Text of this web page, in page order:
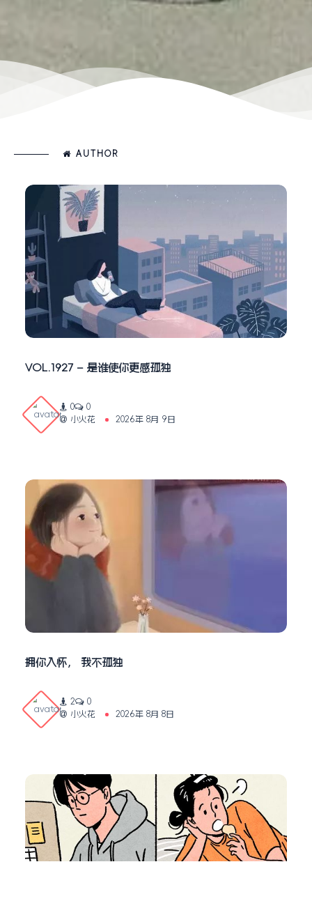
AUTHOR
VOL.1927 – 是谁使你更感孤独
0
0
小火花
2026年 8月 9日
拥你入怀， 我不孤独
2
0
小火花
2026年 8月 8日